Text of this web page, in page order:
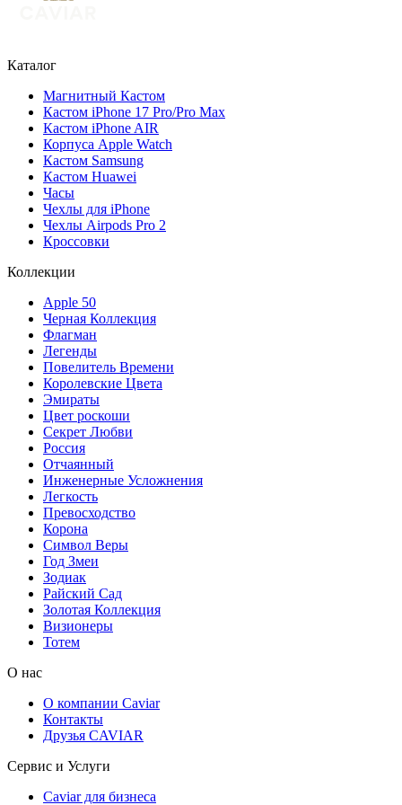
Каталог
Магнитный Кастом
Кастом iPhone 17 Pro/Pro Max
Кастом iPhone AIR
Корпуса Apple Watch
Кастом Samsung
Кастом Huawei
Часы
Чехлы для iPhone
Чехлы Airpods Pro 2
Кроссовки
Коллекции
Apple 50
Черная Коллекция
Флагман
Легенды
Повелитель Времени
Королевские Цвета
Эмираты
Цвет роскоши
Секрет Любви
Россия
Отчаянный
Инженерные Усложнения
Легкость
Превосходство
Корона
Символ Веры
Год Змеи
Зодиак
Райский Сад
Золотая Коллекция
Визионеры
Тотем
О нас
О компании Caviar
Контакты
Друзья CAVIAR
Сервис и Услуги
Caviar для бизнеса